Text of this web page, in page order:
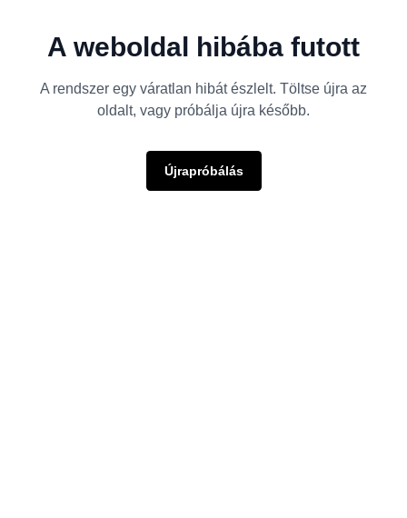
A weboldal hibába futott
A rendszer egy váratlan hibát észlelt. Töltse újra az
oldalt, vagy próbálja újra később.
Újrapróbálás